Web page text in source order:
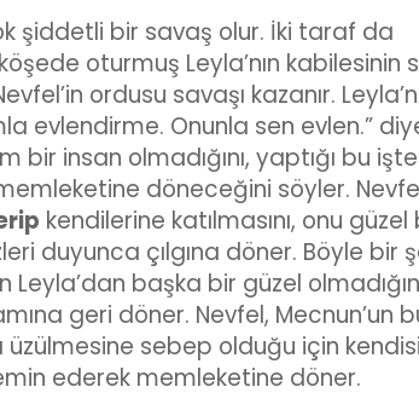
şiddetli bir savaş olur. İki taraf da
oturmuş Leyla’nın kabilesinin
ordusu savaşı kazanır.
evlendirme. Onunla sen evlen.”
bir insan olmadığını, yaptığı bu
döneceğini söyler.
kendilerine katılmasını, onu güzel
duyunca çılgına döner. Böyle bir
başka bir güzel
geri döner. Nevfel, Mecnun’un
sebep olduğu için
ederek memleketine döner.